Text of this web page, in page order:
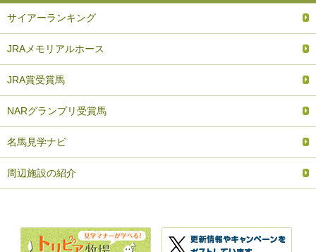
サイアーランキング
JRAメモリアルホース
JRA賞受賞馬
NARグランプリ受賞馬
名馬見学ナビ
周辺施設の紹介